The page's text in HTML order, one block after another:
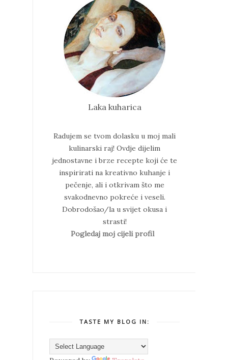
Laka kuharica
Radujem se tvom dolasku u moj mali
kulinarski raj! Ovdje dijelim
jednostavne i brze recepte koji će te
inspirirati na kreativno kuhanje i
pečenje, ali i otkrivam što me
svakodnevno pokreće i veseli.
Dobrodošao/la u svijet okusa i
strasti!
Pogledaj moj cijeli profil
TASTE MY BLOG IN: